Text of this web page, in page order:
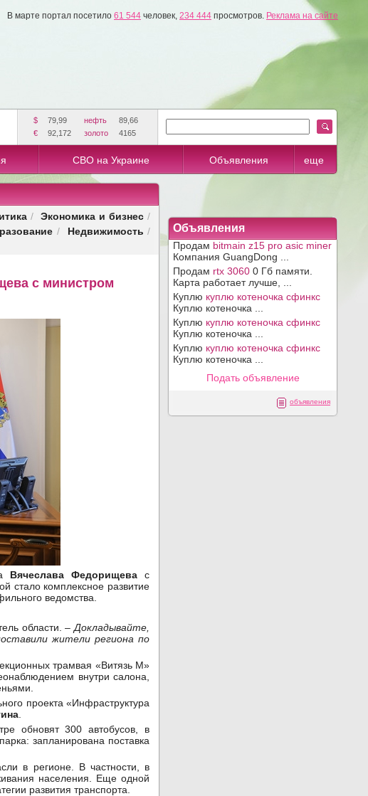
В марте портал посетило 61 544 человек, 234 444 просмотров. Реклама на сайте
$ 79,99 нефть
89,66
€
92,172 золото 4165
СВО на Украине Объявления еще
/ Экономика и бизнес /
/ Недвижимость /
с министром
Вячеслава Федорищева с
стало комплексное развитие
ведомства.
области. – Докладывайте,
жители региона по
трамвая «Витязь М»
внутри салона,
проекта «Инфраструктура
обновят 300 автобусов, в
запланирована поставка
в регионе. В частности, в
населения. Еще одной
развития транспорта.
Объявления
Продам bitmain z15 pro asic miner
Компания GuangDong ...
Продам rtx 3060 0 Гб памяти.
Карта работает лучше, ...
Куплю куплю котеночка сфинкс
Куплю котеночка ...
Куплю куплю котеночка сфинкс
Куплю котеночка ...
Куплю куплю котеночка сфинкс
Куплю котеночка ...
Подать объявление
объявления